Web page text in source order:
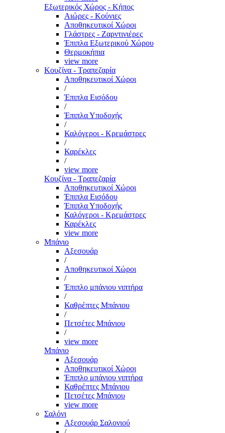
Εξωτερικός Χώρος - Κήπος
Αιώρες - Κούνιες
Αποθηκευτικοί Χώροι
Γλάστρες - Ζαρντινιέρες
Έπιπλα Εξωτερικού Χώρου
Θερμοκήπια
view more
Κουζίνα - Τραπεζαρία
Αποθηκευτικοί Χώροι
/
Έπιπλα Εισόδου
/
Έπιπλα Υποδοχής
/
Καλόγεροι - Κρεμάστρες
/
Καρέκλες
/
view more
Κουζίνα - Τραπεζαρία
Αποθηκευτικοί Χώροι
Έπιπλα Εισόδου
Έπιπλα Υποδοχής
Καλόγεροι - Κρεμάστρες
Καρέκλες
view more
Μπάνιο
Αξεσουάρ
/
Αποθηκευτικοί Χώροι
/
Έπιπλο μπάνιου νιπτήρα
/
Καθρέπτες Μπάνιου
/
Πετσέτες Μπάνιου
/
view more
Μπάνιο
Αξεσουάρ
Αποθηκευτικοί Χώροι
Έπιπλο μπάνιου νιπτήρα
Καθρέπτες Μπάνιου
Πετσέτες Μπάνιου
view more
Σαλόνι
Αξεσουάρ Σαλονιού